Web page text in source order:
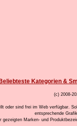
Beliebteste Kategorien &
(c) 2008-
oder sind frei im Web verfügbar.
entsprechende
gezeigten Marken- und